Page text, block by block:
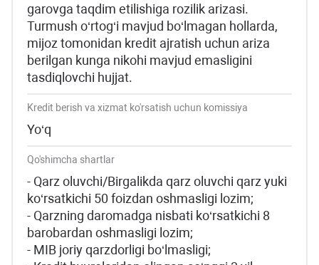
garovga taqdim etilishiga rozilik arizasi.
Turmush o‘rtog‘i mavjud bo‘lmagan hollarda,
mijoz tomonidan kredit ajratish uchun ariza
berilgan kunga nikohi mavjud emasligini
tasdiqlovchi hujjat.
Kredit berish va xizmat ko'rsatish uchun komissiya
Yo‘q
Qo'shimcha shartlar
- Qarz oluvchi/Birgalikda qarz oluvchi qarz yuki
ko‘rsatkichi 50 foizdan oshmasligi lozim;
- Qarzning daromadga nisbati ko‘rsatkichi 8
barobardan oshmasligi lozim;
- MIB joriy qarzdorligi bo‘lmasligi;